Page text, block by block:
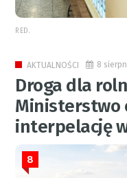
RED.
AKTUALNOŚCI 8
Droga dla
Ministerstwo
interpelację
8